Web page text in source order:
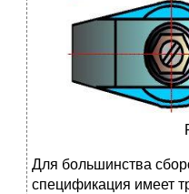
Для большинства
спецификация имеет